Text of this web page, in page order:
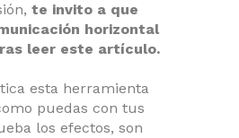
te invito a que
horizontal
leer este artículo.
esta herramienta
puedas con tus
los efectos, son